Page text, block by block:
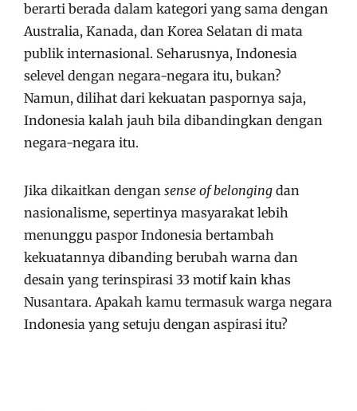
berarti berada dalam kategori yang sama dengan
Australia, Kanada, dan Korea Selatan di mata
publik internasional. Seharusnya, Indonesia
selevel dengan negara-negara itu, bukan?
Namun, dilihat dari kekuatan paspornya saja,
Indonesia kalah jauh bila dibandingkan dengan
negara-negara itu.
Jika dikaitkan dengan sense of belonging dan
nasionalisme, sepertinya masyarakat lebih
menunggu paspor Indonesia bertambah
kekuatannya dibanding berubah warna dan
desain yang terinspirasi 33 motif kain khas
Nusantara. Apakah kamu termasuk warga negara
Indonesia yang setuju dengan aspirasi itu?